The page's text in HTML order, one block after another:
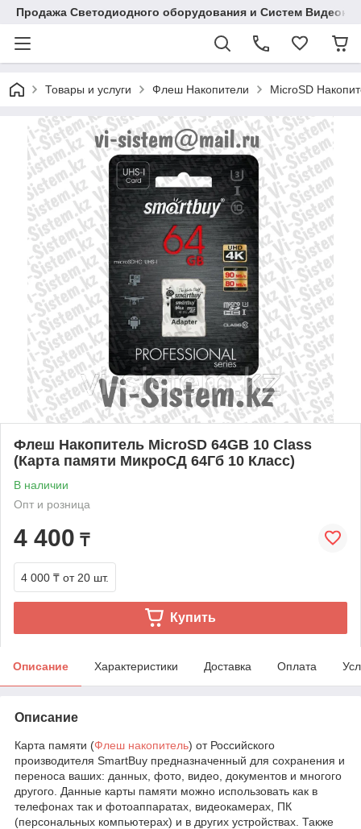
Продажа Светодиодного оборудования и Систем
Товары и услуги Флеш Накопители MicroSD
Флеш Накопитель MicroSD 64GB 10 Class
(Карта памяти МикроСД 64Гб 10 Класс)
В наличии
Опт и розница
4 400 ₸
4 000 ₸ от 20 шт.
Купить
Описание Характеристики Доставка Оплата
Описание
Карта памяти (Флеш накопитель) от Российского
производителя SmartBuy предназначенный для сохранения и
переноса ваших: данных, фото, видео, документов и многого
другого. Данные карты памяти можно использовать как в
телефонах так и фотоаппаратах, видеокамерах, ПК
(персональных компьютерах) и в других устройствах. Также